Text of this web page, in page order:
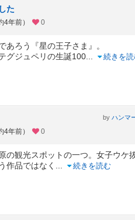
た
年前） 0
あろう『星の王子さま』。
グジュペリの生誕100
続きを
年前） 0
by
の観光スポットの一つ。女子ウケ
作品ではなく
続きを読む